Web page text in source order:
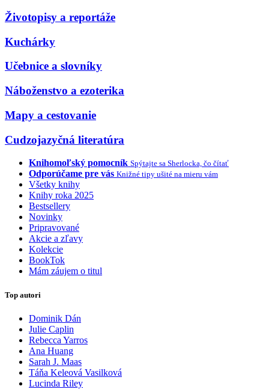
Životopisy a reportáže
Kuchárky
Učebnice a slovníky
Náboženstvo a ezoterika
Mapy a cestovanie
Cudzojazyčná literatúra
Knihomoľský pomocník Spýtajte sa Sherlocka, čo čítať
Odporúčame pre vás Knižné tipy ušité na mieru vám
Všetky knihy
Knihy roka 2025
Bestsellery
Novinky
Pripravované
Akcie a zľavy
Kolekcie
BookTok
Mám záujem o titul
Top autori
Dominik Dán
Julie Caplin
Rebecca Yarros
Ana Huang
Sarah J. Maas
Táňa Keleová Vasilková
Lucinda Riley